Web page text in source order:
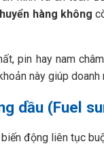
hàng không
pin hay nam
này giúp doanh
dầu (Fuel
động liên tục